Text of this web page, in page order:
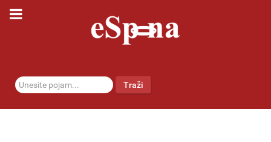
traži... Traži